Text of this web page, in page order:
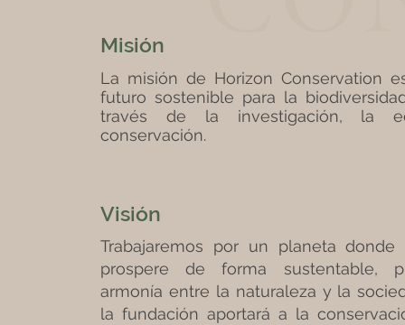
Misión
La misión de Horizon Conservation
futuro sostenible para la
través de la investigación, la
conservación.
Visión
Trabajaremos por un planeta
prospere de forma sustentable,
armonía entre la naturaleza y la
la fundación aportará a la